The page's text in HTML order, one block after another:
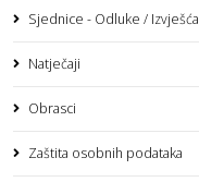
Sjednice - Odluke / Izvješća
Natječaji
Obrasci
Zaštita osobnih podataka